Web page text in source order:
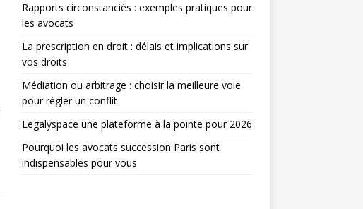
Rapports circonstanciés : exemples pratiques pour
les avocats
La prescription en droit : délais et implications sur
vos droits
Médiation ou arbitrage : choisir la meilleure voie
pour régler un conflit
Legalyspace une plateforme à la pointe pour 2026
Pourquoi les avocats succession Paris sont
indispensables pour vous